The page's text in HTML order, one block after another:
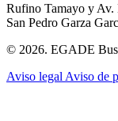
Rufino Tamayo y Av.
San Pedro Garza
© 2026. EGADE
Aviso legal Aviso de